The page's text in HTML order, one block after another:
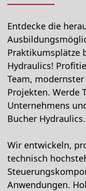
Entdecke die
Praktikumsplätze
Hydraulics!
Team,
Projekten. Werde
Unternehmens
Bucher Hydraulics.
Wir entwickeln,
technisch
Anwendungen.